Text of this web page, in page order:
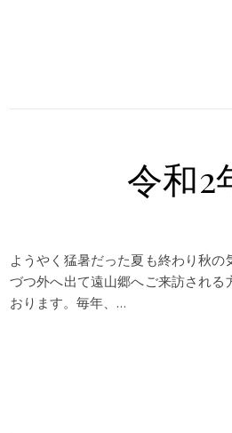
令和2
ようやく猛暑だった夏も終わり秋
づつ外へ出て遠山郷へご来訪され
おります。毎年、…